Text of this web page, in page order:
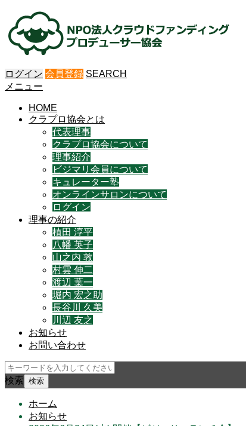
ログイン 会員登録 SEARCH
メニュー
HOME
クラプロ協会とは
代表理事
クラプロ協会について
理事紹介
ビジマリ会員について
キュレーター塾
オンラインサロンについて
ログイン
理事の紹介
植田 淳平
八幡 英子
山之内 敦
村雲 伸二
渡辺 葉一
堀内 宏之助
長谷川 久美
川辺 友之
お知らせ
お問い合わせ
検索
ホーム
お知らせ